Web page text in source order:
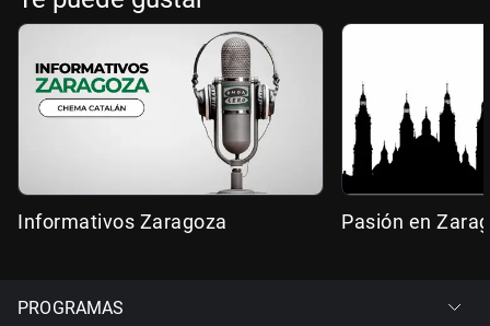
Informativos Zaragoza Pasión en
PROGRAMAS